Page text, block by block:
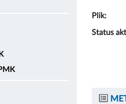
Plik:
Status